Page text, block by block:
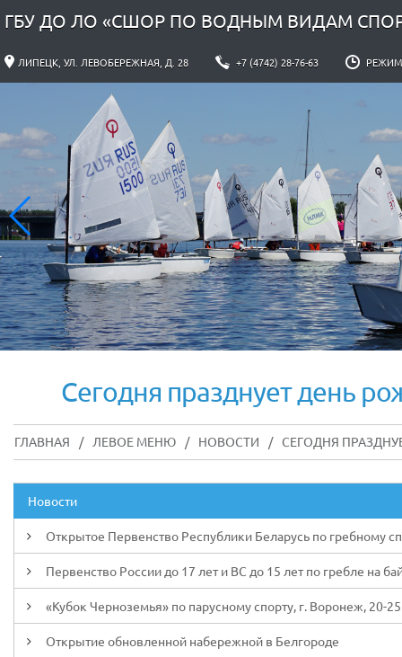
ГБУ ДО ЛО «СШОР ПО ВОДНЫМ ВИДАМ
ЛИПЕЦК, УЛ. ЛЕВОБЕРЕЖНАЯ, Д. 28 +7 (4742) 28-76-63 РЕЖИМ
Сегодня празднует день
ГЛАВНАЯ / ЛЕВОЕ МЕНЮ / НОВОСТИ / СЕГОДНЯ
Новости
Открытое Первенство Республики Беларусь по гребному
Первенство России до 17 лет и ВС до 15 лет по гребле на
«Кубок Черноземья» по парусному спорту, г. Воронеж, 20-
Открытие обновленной набережной в Белгороде